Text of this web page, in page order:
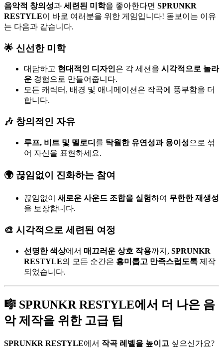
음악적 창의성과 세련된 미학을 좋아한다면 SPRUNKR
RESTYLE이 바로 여러분을 위한 게임입니다! 돋보이는 이유
는 다음과 같습니다.
🌟 신선한 미학
대담하고 현대적인 디자인은 각 세션을 시각적으로 놀라
운 경험으로 만들어줍니다.
모든 캐릭터, 배경 및 애니메이션은 작곡에 풍부함을 더
합니다.
🎶 창의적인 자유
루프, 비트 및 멜로디 를 탁월한 유연성과 용이성으로 섞
어 자신을 표현하세요.
🌍 끊임없이 진화하는 참여
끊임없이 새로운 사운드 조합을 실험하여 무한한 재생성
을 보장합니다.
🎨 시각적으로 세련된 여정
선명한 색상에서 매끄러운 상호 작용까지, SPRUNKR
RESTYLE의 모든 순간은 흥미롭고 만족스럽도록 제작
되었습니다.
🎼 SPRUNKR RESTYLE에서 더 나은 음
악 제작을 위한 고급 팁
SPRUNKR RESTYLE에서 작곡 레벨을 높이고 싶으신가요?